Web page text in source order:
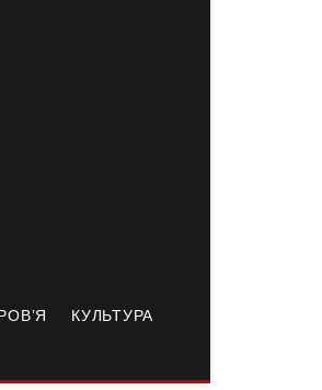
КУЛЬТУРА